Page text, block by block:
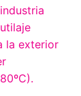
la exterior